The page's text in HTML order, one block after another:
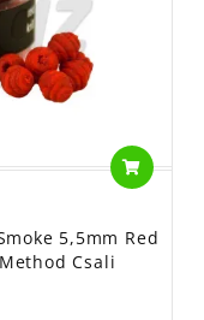
5,5mm Red
Csali